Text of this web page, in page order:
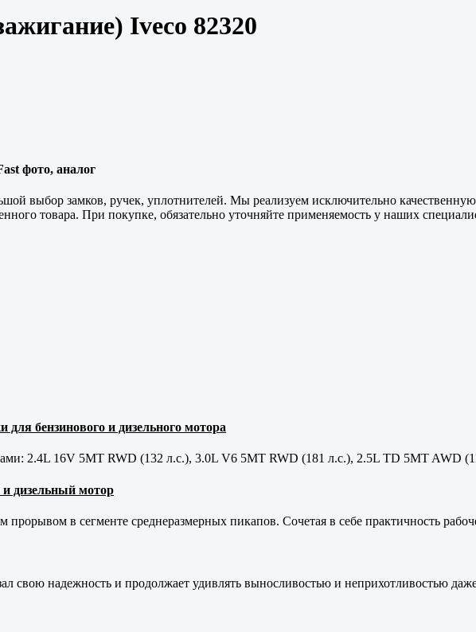
Iveco 82320
фото, аналог
выбор замков, ручек, уплотнителей. Мы реализуем исключительно качественную
товара. При покупке, обязательно уточняйте применяемость у наших
бензинового и дизельного мотора
2.4L 16V 5MT RWD (132 л.с.), 3.0L V6 5MT RWD (181 л.с.), 2.5L TD 5MT AWD
дизельный мотор
в сегменте среднеразмерных пикапов. Сочетая в себе практичность
надежность и продолжает удивлять выносливостью и неприхотливостью даже